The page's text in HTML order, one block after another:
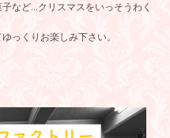
など...クリスマスをいっそうわく
っくりお楽しみ下さい。